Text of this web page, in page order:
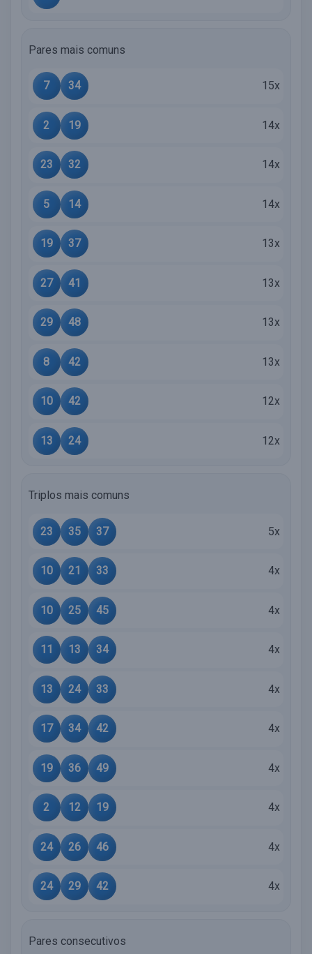
Pares mais comuns
7 34 15x
2 19 14x
23 32 14x
5 14 14x
19 37 13x
27 41 13x
29 48 13x
8 42 13x
10 42 12x
13 24 12x
Triplos mais comuns
23 35 37 5x
10 21 33 4x
10 25 45 4x
11 13 34 4x
13 24 33 4x
17 34 42 4x
19 36 49 4x
2 12 19 4x
24 26 46 4x
24 29 42 4x
Pares consecutivos